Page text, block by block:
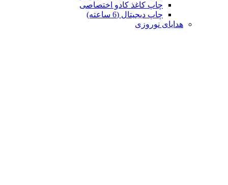
چاپ کاغذ کادو اختصاصی
چاپ دیجیتال (6 ساعته)
هدایای نوروزی